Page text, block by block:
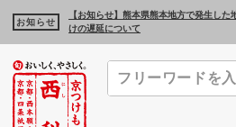
お知らせ
【お知らせ】熊本県熊本地方で発生し
けの遅延について